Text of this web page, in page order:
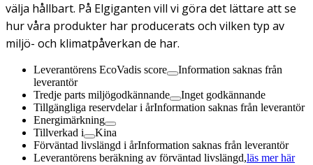
välja hållbart. På Elgiganten vill vi göra det lättare att se
hur våra produkter har producerats och vilken typ av
miljö- och klimatpåverkan de har.
Leverantörens EcoVadis score
Information saknas från
leverantör
Tredje parts miljögodkännande
Inget godkännande
Tillgängliga reservdelar i årInformation saknas från leverantör
Energimärkning
Tillverkad i
Kina
Förväntad livslängd i årInformation saknas från leverantör
Leverantörens beräkning av förväntad livslängd,läs mer här